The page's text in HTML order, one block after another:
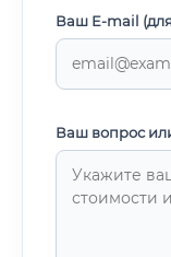
Ваш E-mail (для
Ваш вопрос